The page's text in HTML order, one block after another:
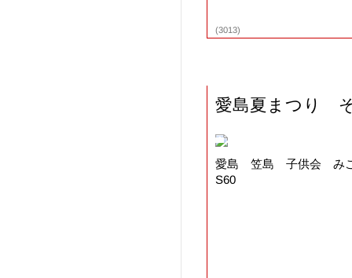
(3013)
愛島夏まつり
愛島 笠島 子供会
S60